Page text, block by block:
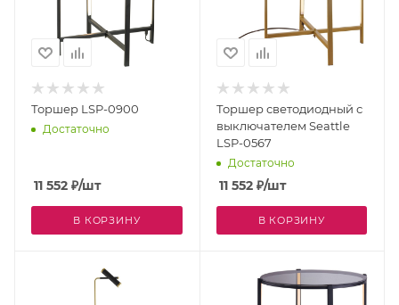
Торшер LSP-0900
Достаточно
11 552 ₽/шт
В КОРЗИНУ
Торшер светодиодный с
выключателем Seattle
LSP-0567
Достаточно
11 552₽/шт
В КОРЗИНУ